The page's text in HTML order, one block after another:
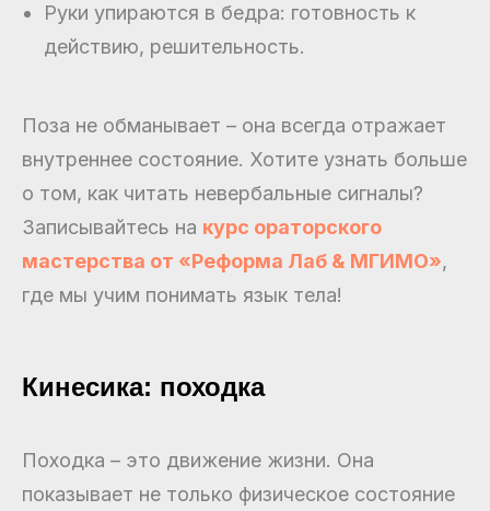
Руки упираются в бедра: готовность к
действию, решительность.
Поза не обманывает – она всегда отражает
внутреннее состояние. Хотите узнать больше
о том, как читать невербальные сигналы?
Записывайтесь на курс ораторского
мастерства от «Реформа Лаб & МГИМО»,
где мы учим понимать язык тела!
Кинесика: походка
Походка – это движение жизни. Она
показывает не только физическое состояние